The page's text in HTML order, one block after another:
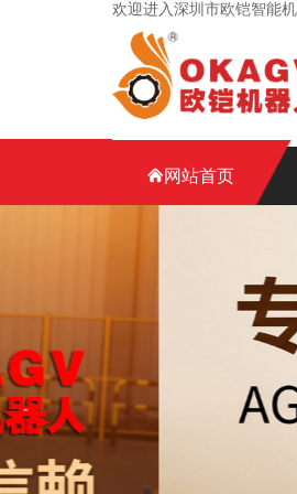
欢迎进入深圳市欧铠智能
网站首页